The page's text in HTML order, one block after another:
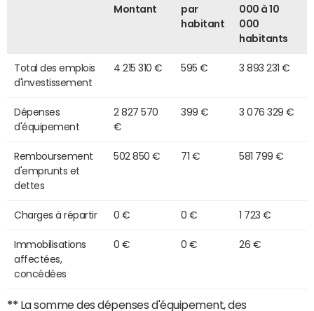
Montant
par
habitant
000 à 10
000
habitants
Total des emplois
d'investissement
4 215 310 € 595 € 3 893 231 €
Dépenses
d'équipement
2 827 570
€
399 € 3 076 329 €
Remboursement
d'emprunts et
dettes
502 850 € 71 € 581 799 €
Charges à répartir 0 € 0 € 1 723 €
Immobilisations
affectées,
concédées
0 € 0 € 26 €
** La somme des dépenses d'équipement, des